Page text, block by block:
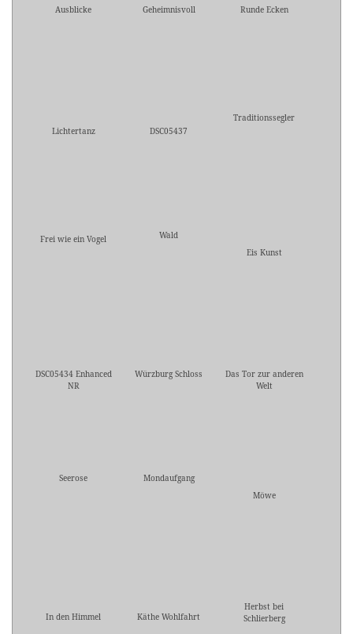
Ausblicke Geheimnisvoll Runde Ecken
Lichtertanz DSC05437
Traditionssegler
Frei wie ein Vogel
Wald
Eis Kunst
DSC05434 Enhanced
NR
Würzburg Schloss
Das Tor zur anderen
Welt
Seerose
Mondaufgang
Möwe
In den Himmel Käthe Wohlfahrt
Herbst bei
Schlierberg